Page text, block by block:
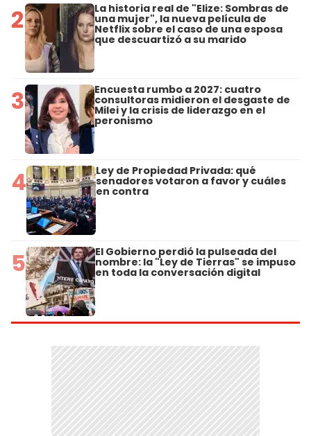
2 La historia real de "Elize: Sombras de
una mujer", la nueva película de
Netflix sobre el caso de una esposa
que descuartizó a su marido
3 Encuesta rumbo a 2027: cuatro
consultoras midieron el desgaste de
Milei y la crisis de liderazgo en el
peronismo
4 Ley de Propiedad Privada: qué
senadores votaron a favor y cuáles
en contra
5 El Gobierno perdió la pulseada del
nombre: la "Ley de Tierras" se impuso
en toda la conversación digital